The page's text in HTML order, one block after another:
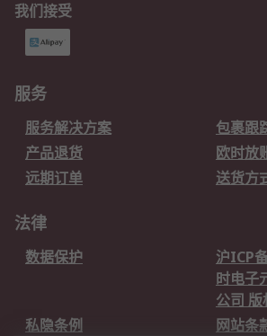
我们接受
服务
服务解决方案
包裹跟
产品退货
欧时放
远期订单
送货方
法律
数据保护
沪ICP
时电子
公司
私隐条例
网站条